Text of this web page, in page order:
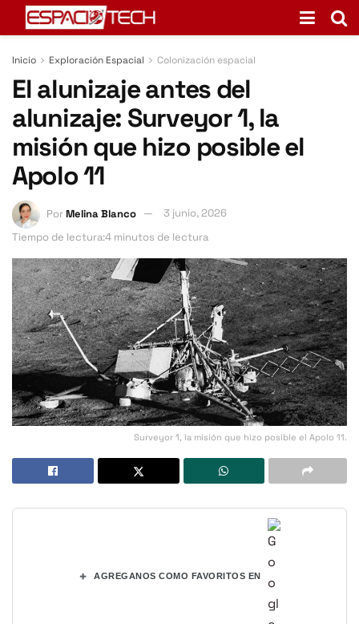
Inicio Exploración Espacial Colonización espacial
El alunizaje antes del
alunizaje: Surveyor 1, la
misión que hizo posible el
Apolo 11
PorMelina Blanco
3 junio, 2026
Tiempo de lectura:4 minutos de lectura
Surveyor 1, la misión que hizo posible el Apolo 11.
+ AGREGANOS COMO FAVORITOS EN